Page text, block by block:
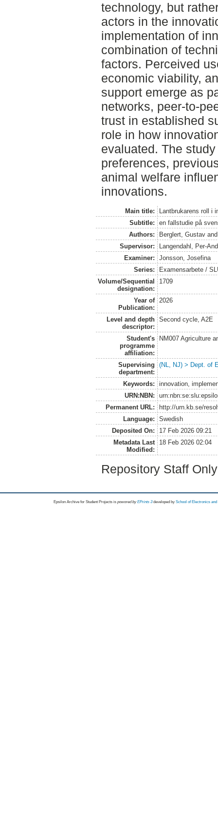
technology, but
actors in the
implementation of
combination of
factors. Perceived
economic viability,
support emerge as
networks, peer-to-
trust in established
role in how
evaluated. The
preferences,
animal welfare
innovations.
Main title:
Lantbrukarens roll i
Subtitle:
en fallstudie på
Authors:
Berglert, Gustav
Supervisor:
Langendahl, Per-
Examiner:
Jonsson, Josefina
Series:
Examensarbete /
Volume/Sequential
designation:
1709
Year of
Publication:
2026
Level and depth
descriptor:
Second cycle, A2E
Student's
programme
affiliation:
NM007 Agriculture
Supervising
department:
(NL, NJ) > Dept. of
Keywords:
innovation,
URN:NBN:
Permanent URL:
http://urn.kb.se/
Language:
Swedish
Deposited On:
17 Feb 2026 09:21
Metadata Last
Modified:
18 Feb 2026 02:04
Repository Staff
Epsilon Archive for Student Projects is powored byEPrints 3 developed by School of Electronics